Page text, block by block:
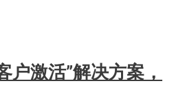
户激活”解决方案，